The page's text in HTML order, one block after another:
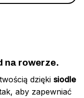
na rowerze.
dzięki siodle
aby zapewniać